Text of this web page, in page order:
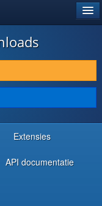
Extensies
API documentatie